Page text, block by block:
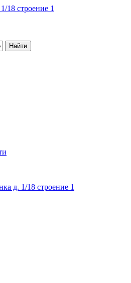
18 строение 1
Найти
д. 1/18 строение 1